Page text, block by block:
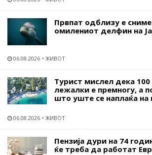
Првпат одблизу е
омилениот делфин на
06.08.2026 ЖИВОТ
Турист мислел дека 100
лежалки е премногу, а
што уште се наплаќа на
06.08.2026 ЖИВОТ
Пензија дури на 74
ќе треба да работат